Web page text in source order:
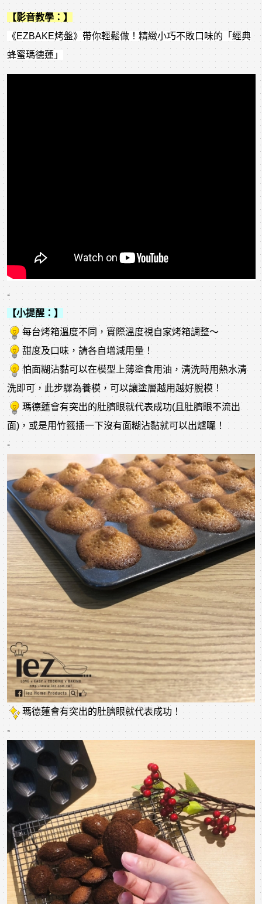
【影音教學：】
《EZBAKE烤盤》帶你輕鬆做！精緻小巧不敗口味的「經典
蜂蜜瑪德蓮」
-
【小提醒：】
每台烤箱溫度不同，實際溫度視自家烤箱調整～
甜度及口味，請各自增減用量！
怕面糊沾黏可以在模型上薄塗食用油，清洗時用熱水清
洗即可，此步驟為養模，可以讓塗層越用越好脫模！
瑪德蓮會有突出的肚臍眼就代表成功(且肚臍眼不流出
面)，或是用竹籤插一下沒有面糊沾黏就可以出爐囉！
-
瑪德蓮會有突出的肚臍眼就代表成功！
-